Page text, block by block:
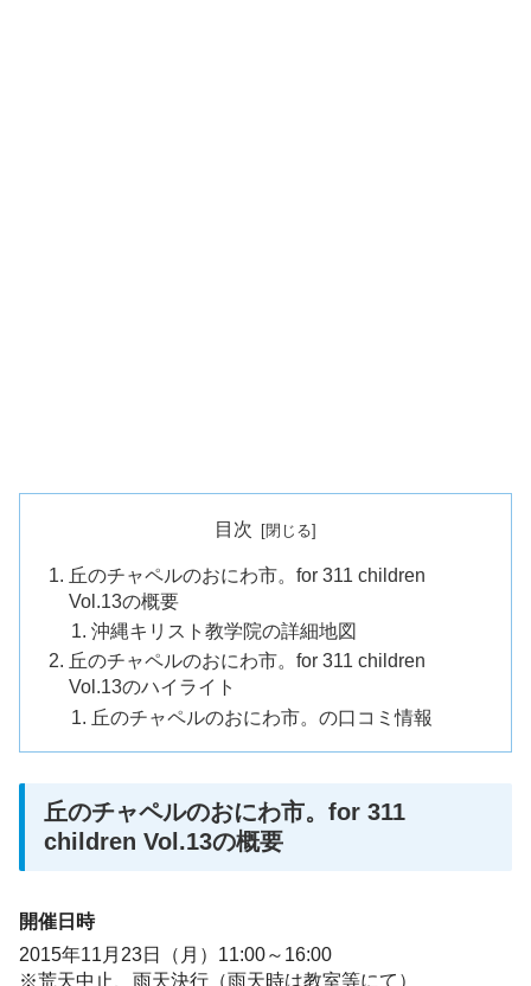
目次
丘のチャペルのおにわ市。for 311 children
Vol.13の概要
沖縄キリスト教学院の詳細地図
丘のチャペルのおにわ市。for 311 children
Vol.13のハイライト
丘のチャペルのおにわ市。の口コミ情報
丘のチャペルのおにわ市。for 311
children Vol.13の概要
開催日時
2015年11月23日（月）11:00～16:00
※荒天中止、雨天決行（雨天時は教室等にて）